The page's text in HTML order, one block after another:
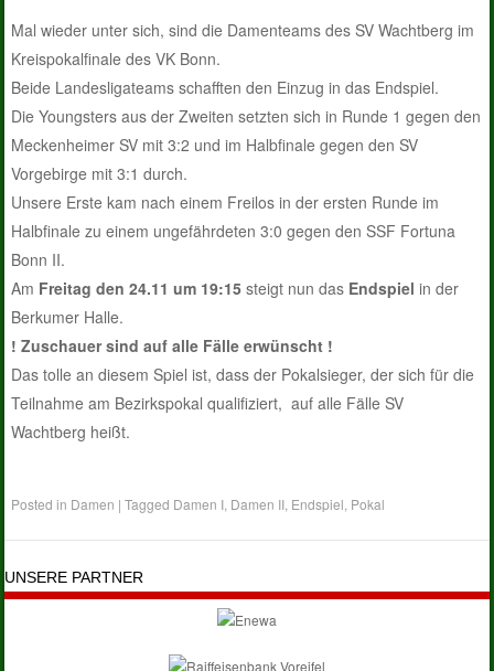
Mal wieder unter sich, sind die Damenteams des SV Wachtberg im
Kreispokalfinale des VK Bonn.
Beide Landesligateams schafften den Einzug in das Endspiel.
Die Youngsters aus der Zweiten setzten sich in Runde 1 gegen den
Meckenheimer SV mit 3:2 und im Halbfinale gegen den SV
Vorgebirge mit 3:1 durch.
Unsere Erste kam nach einem Freilos in der ersten Runde im
Halbfinale zu einem ungefährdeten 3:0 gegen den SSF Fortuna
Bonn II.
Am Freitag den 24.11 um 19:15 steigt nun das Endspiel in der
Berkumer Halle.
! Zuschauer sind auf alle Fälle erwünscht !
Das tolle an diesem Spiel ist, dass der Pokalsieger, der sich für die
Teilnahme am Bezirkspokal qualifiziert, auf alle Fälle SV
Wachtberg heißt.
Posted in Damen |Tagged Damen I Damen II Endspiel Pokal
UNSERE PARTNER